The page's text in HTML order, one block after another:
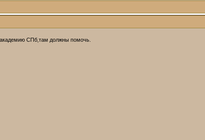
СПб,там должны помочь.